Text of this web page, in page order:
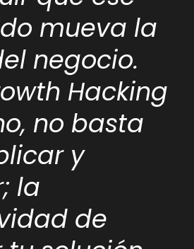
mueva la
negocio.
Hacking
no basta
y
la
de